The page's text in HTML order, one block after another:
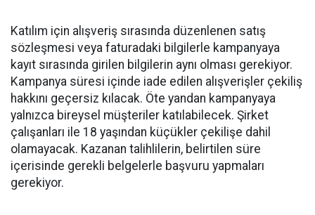
Katılım için alışveriş sırasında düzenlenen satış
sözleşmesi veya faturadaki bilgilerle kampanyaya
kayıt sırasında girilen bilgilerin aynı olması gerekiyor.
Kampanya süresi içinde iade edilen alışverişler çekiliş
hakkını geçersiz kılacak. Öte yandan kampanyaya
yalnızca bireysel müşteriler katılabilecek. Şirket
çalışanları ile 18 yaşından küçükler çekilişe dahil
olamayacak. Kazanan talihlilerin, belirtilen süre
içerisinde gerekli belgelerle başvuru yapmaları
gerekiyor.